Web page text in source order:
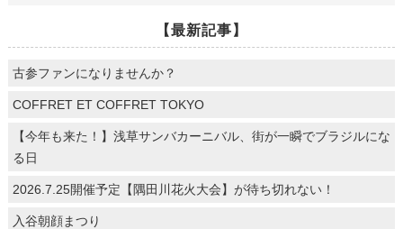
【最新記事】
古参ファンになりませんか？
COFFRET ET COFFRET TOKYO
【今年も来た！】浅草サンバカーニバル、街が一瞬でブラジルにな
る日
2026.7.25開催予定【隅田川花火大会】が待ち切れない！
入谷朝顔まつり